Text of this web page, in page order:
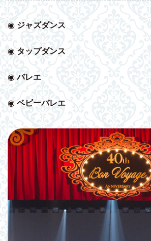
◉ ジャズダンス
◉ タップダンス
◉バレエ
◉ベビーバレエ